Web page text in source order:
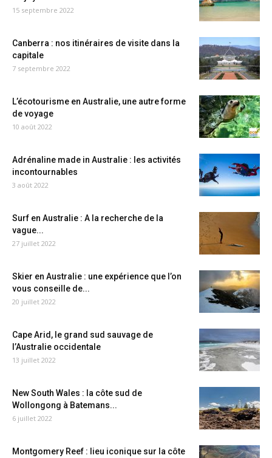
15 septembre 2022
Canberra : nos itinéraires de visite dans la
capitale
7 septembre 2022
L’écotourisme en Australie, une autre forme
de voyage
10 août 2022
Adrénaline made in Australie : les activités
incontournables
3 août 2022
Surf en Australie : A la recherche de la
vague...
27 juillet 2022
Skier en Australie : une expérience que l’on
vous conseille de...
20 juillet 2022
Cape Arid, le grand sud sauvage de
l’Australie occidentale
13 juillet 2022
New South Wales : la côte sud de
Wollongong à Batemans...
6 juillet 2022
Montgomery Reef : lieu iconique sur la côte